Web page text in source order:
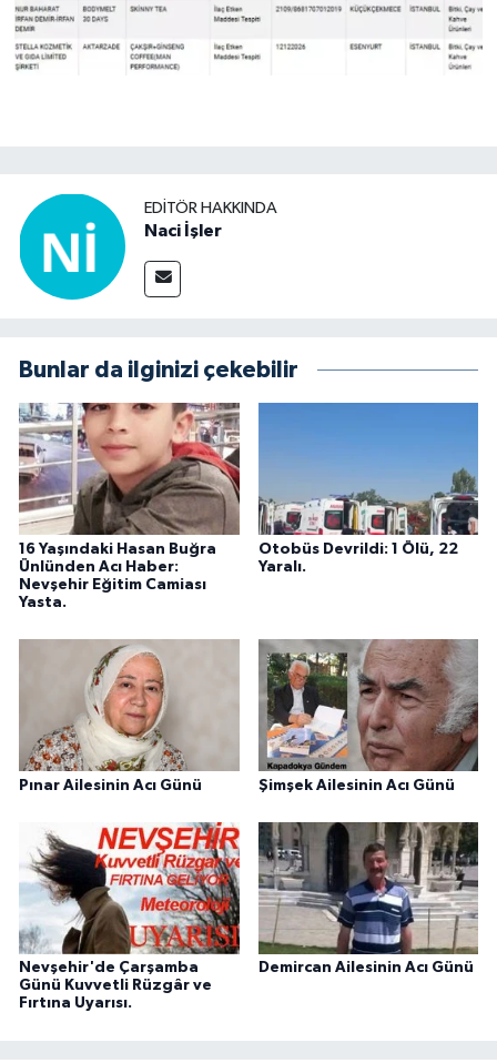
EDITÖR HAKKINDA
Naci İşler
Bunlar da ilginizi çekebilir
16 Yaşındaki Hasan Buğra
Ünlünden Acı Haber:
Nevşehir Eğitim Camiası
Yasta.
Otobüs Devrildi: 1 Ölü, 22
Yaralı.
Pınar Ailesinin Acı Günü Şimşek Ailesinin Acı Günü
Nevşehir'de Çarşamba
Günü Kuvvetli Rüzgâr ve
Fırtına Uyarısı.
Demircan Ailesinin Acı Günü